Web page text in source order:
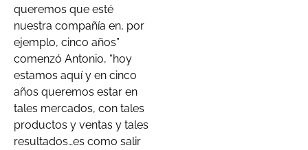
queremos que esté
nuestra compañía en, por
ejemplo, cinco años”
comenzó Antonio, “hoy
estamos aquí y en cinco
años queremos estar en
tales mercados, con tales
productos y ventas y tales
resultados…es como salir